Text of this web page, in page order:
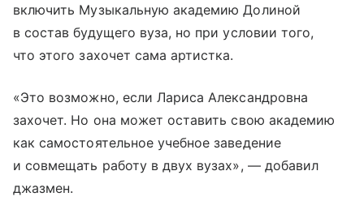
включить Музыкальную академию Долиной
в состав будущего вуза, но при условии того,
что этого захочет сама артистка.
«Это возможно, если Лариса Александровна
захочет. Но она может оставить свою академию
как самостоятельное учебное заведение
и совмещать работу в двух вузах», — добавил
джазмен.